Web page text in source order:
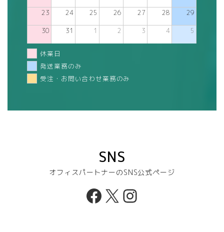
23 24 25 26 27 28 29
30 31 1 2 3 4 5
休業日
発送業務のみ
受注・お問い合わせ業務のみ
SNS
オフィスパートナーのSNS公式ページ
Facebook
X Instagram